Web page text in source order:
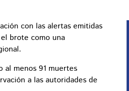
con las alertas emitidas
brote como una
al menos 91 muertes
a las autoridades de